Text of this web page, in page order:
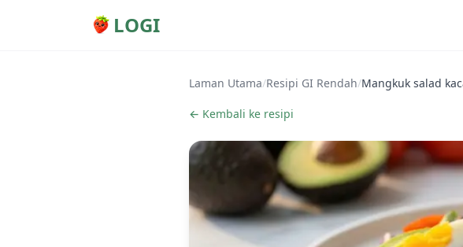
LOGI
Laman Utama/Resipi GI Rendah/Mangkuk salad
← Kembali ke resipi